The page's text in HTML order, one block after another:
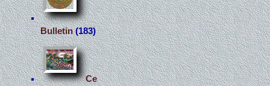
Bulletin(183)
Ce